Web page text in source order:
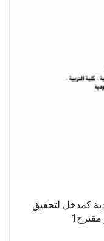
كمدخل لتحقيق
مقترح1